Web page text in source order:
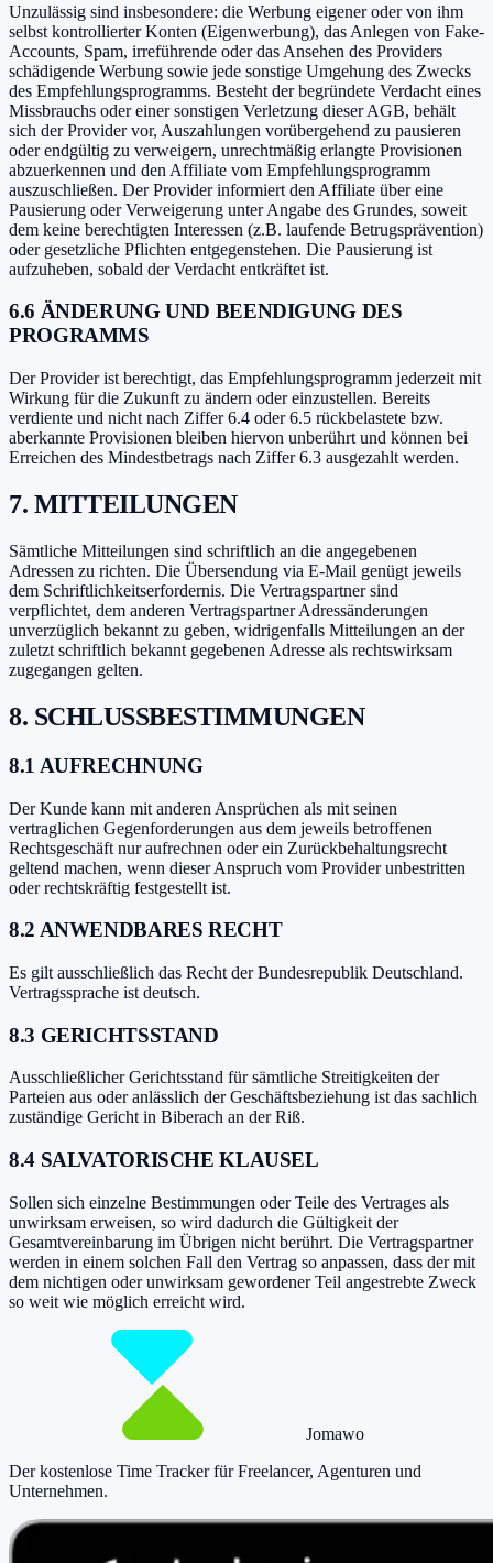
Unzulässig sind insbesondere: die Werbung eigener oder von ihm
selbst kontrollierter Konten (Eigenwerbung), das Anlegen von Fake-
Accounts, Spam, irreführende oder das Ansehen des Providers
schädigende Werbung sowie jede sonstige Umgehung des Zwecks
des Empfehlungsprogramms. Besteht der begründete Verdacht eines
Missbrauchs oder einer sonstigen Verletzung dieser AGB, behält
sich der Provider vor, Auszahlungen vorübergehend zu pausieren
oder endgültig zu verweigern, unrechtmäßig erlangte Provisionen
abzuerkennen und den Affiliate vom Empfehlungsprogramm
auszuschließen. Der Provider informiert den Affiliate über eine
Pausierung oder Verweigerung unter Angabe des Grundes, soweit
dem keine berechtigten Interessen (z.B. laufende Betrugsprävention)
oder gesetzliche Pflichten entgegenstehen. Die Pausierung ist
aufzuheben, sobald der Verdacht entkräftet ist.
6.6 ÄNDERUNG UND BEENDIGUNG DES
PROGRAMMS
Der Provider ist berechtigt, das Empfehlungsprogramm jederzeit mit
Wirkung für die Zukunft zu ändern oder einzustellen. Bereits
verdiente und nicht nach Ziffer 6.4 oder 6.5 rückbelastete bzw.
aberkannte Provisionen bleiben hiervon unberührt und können bei
Erreichen des Mindestbetrags nach Ziffer 6.3 ausgezahlt werden.
7. MITTEILUNGEN
Sämtliche Mitteilungen sind schriftlich an die angegebenen
Adressen zu richten. Die Übersendung via E-Mail genügt jeweils
dem Schriftlichkeitserfordernis. Die Vertragspartner sind
verpflichtet, dem anderen Vertragspartner Adressänderungen
unverzüglich bekannt zu geben, widrigenfalls Mitteilungen an der
zuletzt schriftlich bekannt gegebenen Adresse als rechtswirksam
zugegangen gelten.
8. SCHLUSSBESTIMMUNGEN
8.1 AUFRECHNUNG
Der Kunde kann mit anderen Ansprüchen als mit seinen
vertraglichen Gegenforderungen aus dem jeweils betroffenen
Rechtsgeschäft nur aufrechnen oder ein Zurückbehaltungsrecht
geltend machen, wenn dieser Anspruch vom Provider unbestritten
oder rechtskräftig festgestellt ist.
8.2 ANWENDBARES RECHT
Es gilt ausschließlich das Recht der Bundesrepublik Deutschland.
Vertragssprache ist deutsch.
8.3 GERICHTSSTAND
Ausschließlicher Gerichtsstand für sämtliche Streitigkeiten der
Parteien aus oder anlässlich der Geschäftsbeziehung ist das sachlich
zuständige Gericht in Biberach an der Riß.
8.4 SALVATORISCHE KLAUSEL
Sollen sich einzelne Bestimmungen oder Teile des Vertrages als
unwirksam erweisen, so wird dadurch die Gültigkeit der
Gesamtvereinbarung im Übrigen nicht berührt. Die Vertragspartner
werden in einem solchen Fall den Vertrag so anpassen, dass der mit
dem nichtigen oder unwirksam gewordener Teil angestrebte Zweck
so weit wie möglich erreicht wird.
Jomawo
Der kostenlose Time Tracker für Freelancer, Agenturen und
Unternehmen.